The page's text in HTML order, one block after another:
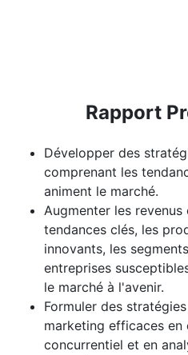
Rapport
Développer des
comprenant les
animent le marché.
Augmenter les
tendances clés, les
innovants, les
entreprises
le marché à l'avenir.
Formuler des
marketing efficaces
concurrentiel et en